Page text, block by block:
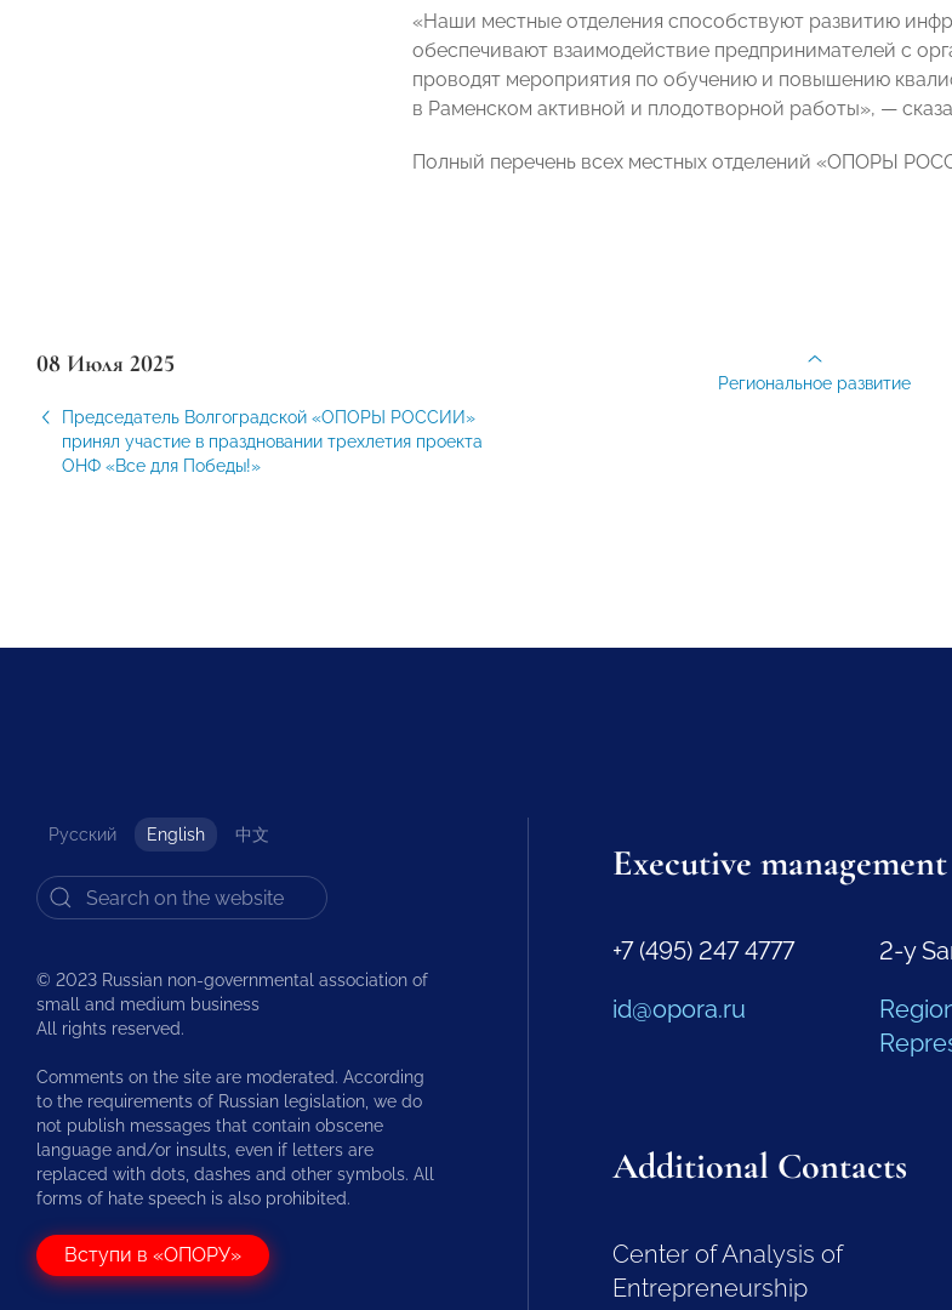
«Наши местные отделения способствуют развитию
обеспечивают взаимодействие предпринимателей с
проводят мероприятия по обучению и повышению
в Раменском активной и плодотворной работы», —
Полный перечень всех местных отделений «ОПОРЫ
08 Июля 2025
Председатель Волгоградской «ОПОРЫ РОССИИ»
принял участие в праздновании трехлетия проекта
ОНФ «Все для Победы!»
Региональное развитие
Русский English 中文
© 2023 Russian non-governmental association of
small and medium business
All rights reserved.
Comments on the site are moderated. According
to the requirements of Russian legislation, we do
not publish messages that contain obscene
language and/or insults, even if letters are
replaced with dots, dashes and other symbols. All
forms of hate speech is also prohibited.
Вступи в «ОПОРУ»
Executive management
+7 (495) 247 4777
id@opora.ru
2-y
Additional Contacts
Center of Analysis of
Entrepreneurship